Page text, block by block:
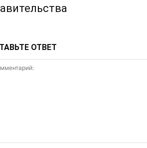
ОТВЕТ